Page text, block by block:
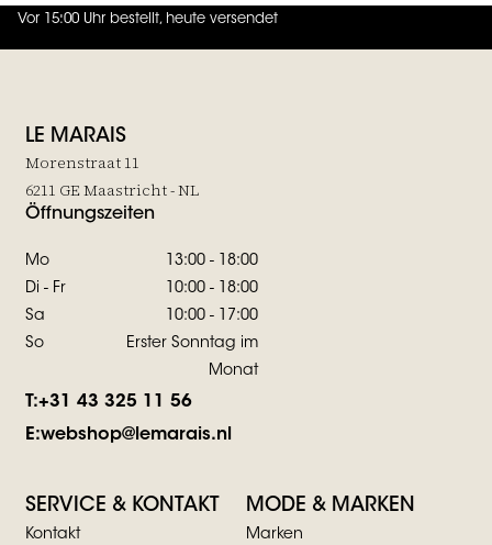
Vor 15:00 Uhr bestellt, heute versendet
4.7 von5 (130 Bewertungen
LE MARAIS
Morenstraat 11
6211 GE Maastricht - NL
Öffnungszeiten
Mo
13:00 - 18:00
Di - Fr
10:00 - 18:00
Sa
10:00 - 17:00
So
Erster Sonntag im
Monat
T:+31 43 325 11 56
E:webshop@lemarais.nl
SERVICE & KONTAKT
Kontakt
MODE & MARKEN
Marken